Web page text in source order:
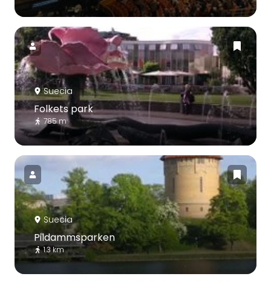
Suecia
Folkets park
785 m
Suecia
Pildammsparken
1.3 km